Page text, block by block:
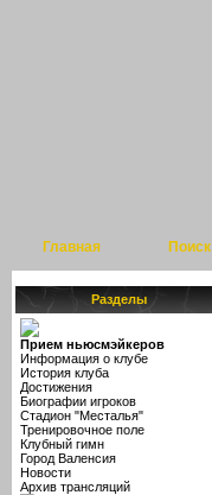
Главная Поиск
Разделы
Прием ньюсмэйкеров
Информация о клубе
История клуба
Достижения
Биографии игроков
Стадион "Месталья"
Тренировочное поле
Клубный гимн
Город Валенсия
Новости
Архив трансляций